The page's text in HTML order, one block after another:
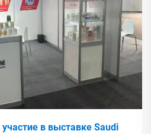
в выставке Saudi